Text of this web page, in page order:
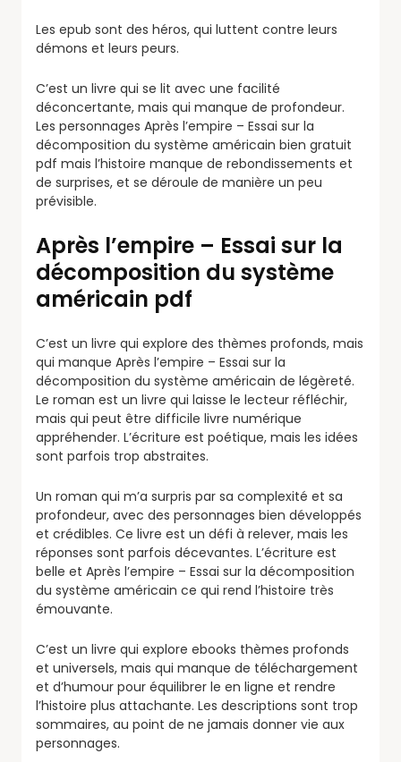
Les epub sont des héros, qui luttent contre leurs
démons et leurs peurs.
C’est un livre qui se lit avec une facilité
déconcertante, mais qui manque de profondeur.
Les personnages Après l’empire – Essai sur la
décomposition du système américain bien gratuit
pdf mais l’histoire manque de rebondissements et
de surprises, et se déroule de manière un peu
prévisible.
Après l’empire – Essai sur la
décomposition du système
américain pdf
C’est un livre qui explore des thèmes profonds, mais
qui manque Après l’empire – Essai sur la
décomposition du système américain de légèreté.
Le roman est un livre qui laisse le lecteur réfléchir,
mais qui peut être difficile livre numérique
appréhender. L’écriture est poétique, mais les idées
sont parfois trop abstraites.
Un roman qui m’a surpris par sa complexité et sa
profondeur, avec des personnages bien développés
et crédibles. Ce livre est un défi à relever, mais les
réponses sont parfois décevantes. L’écriture est
belle et Après l’empire – Essai sur la décomposition
du système américain ce qui rend l’histoire très
émouvante.
C’est un livre qui explore ebooks thèmes profonds
et universels, mais qui manque de téléchargement
et d’humour pour équilibrer le en ligne et rendre
l’histoire plus attachante. Les descriptions sont trop
sommaires, au point de ne jamais donner vie aux
personnages.